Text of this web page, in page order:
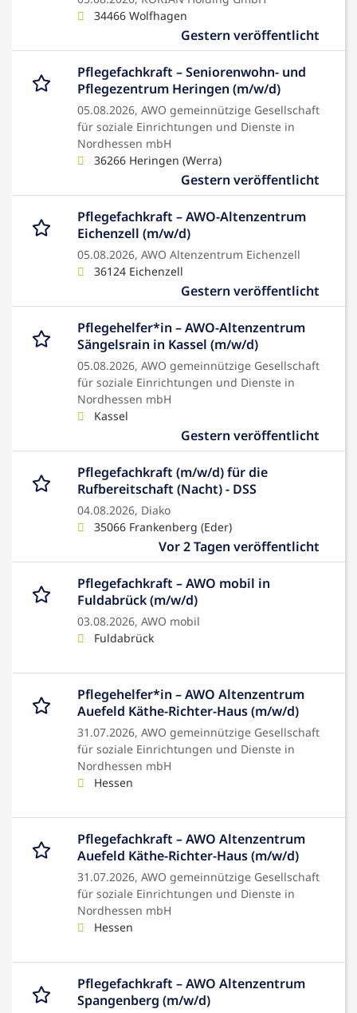
34466 Wolfhagen
Gestern veröffentlicht
Pflegefachkraft – Seniorenwohn- und
Pflegezentrum Heringen (m/w/d)
05.08.2026, AWO gemeinnützige Gesellschaft
für soziale Einrichtungen und Dienste in
Nordhessen mbH
36266 Heringen (Werra)
Gestern veröffentlicht
Pflegefachkraft – AWO-Altenzentrum
Eichenzell (m/w/d)
05.08.2026, AWO Altenzentrum Eichenzell
36124 Eichenzell
Gestern veröffentlicht
Pflegehelfer*in – AWO-Altenzentrum
Sängelsrain in Kassel (m/w/d)
05.08.2026, AWO gemeinnützige Gesellschaft
für soziale Einrichtungen und Dienste in
Nordhessen mbH
Kassel
Gestern veröffentlicht
Pflegefachkraft (m/w/d) für die
Rufbereitschaft (Nacht) - DSS
04.08.2026, Diako
35066 Frankenberg (Eder)
Vor 2 Tagen veröffentlicht
Pflegefachkraft – AWO mobil in
Fuldabrück (m/w/d)
03.08.2026, AWO mobil
Fuldabrück
Pflegehelfer*in – AWO Altenzentrum
Auefeld Käthe-Richter-Haus (m/w/d)
31.07.2026, AWO gemeinnützige Gesellschaft
für soziale Einrichtungen und Dienste in
Nordhessen mbH
Hessen
Pflegefachkraft – AWO Altenzentrum
Auefeld Käthe-Richter-Haus (m/w/d)
31.07.2026, AWO gemeinnützige Gesellschaft
für soziale Einrichtungen und Dienste in
Nordhessen mbH
Hessen
Pflegefachkraft – AWO Altenzentrum
Spangenberg (m/w/d)